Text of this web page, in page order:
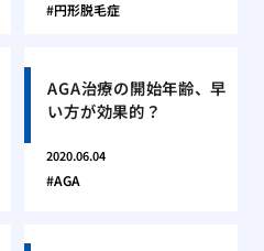
円形脱毛症
AGA治療の開始年齢、早
い方が効果的？
2020.06.04
AGA